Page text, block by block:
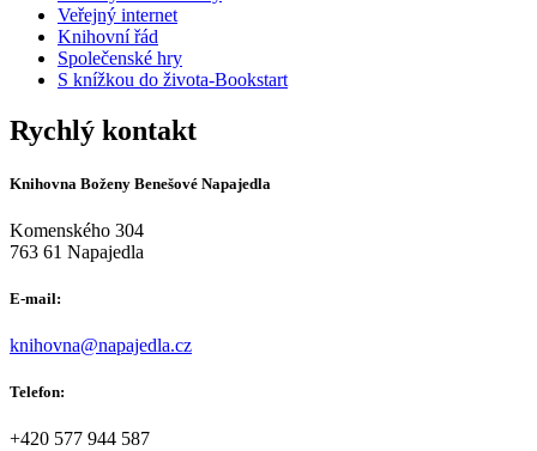
Veřejný internet
Knihovní řád
Společenské hry
S knížkou do života-Bookstart
Rychlý kontakt
Knihovna Boženy Benešové Napajedla
Komenského 304
763 61 Napajedla
E-mail:
knihovna@napajedla.cz
Telefon:
+420 577 944 587